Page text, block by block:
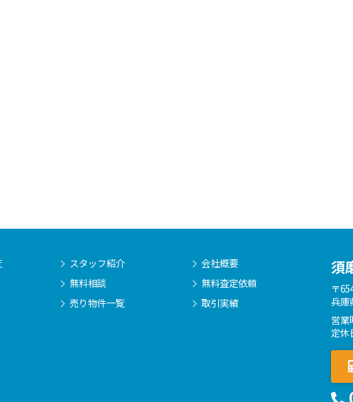
スタッフ紹介
無料相談
売り物件一覧
会社概要
無料査定依頼
取引実績
須
〒
兵庫
営業
定休